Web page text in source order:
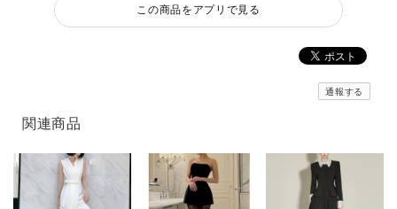
この商品をアプリで見る
通報する
関連商品